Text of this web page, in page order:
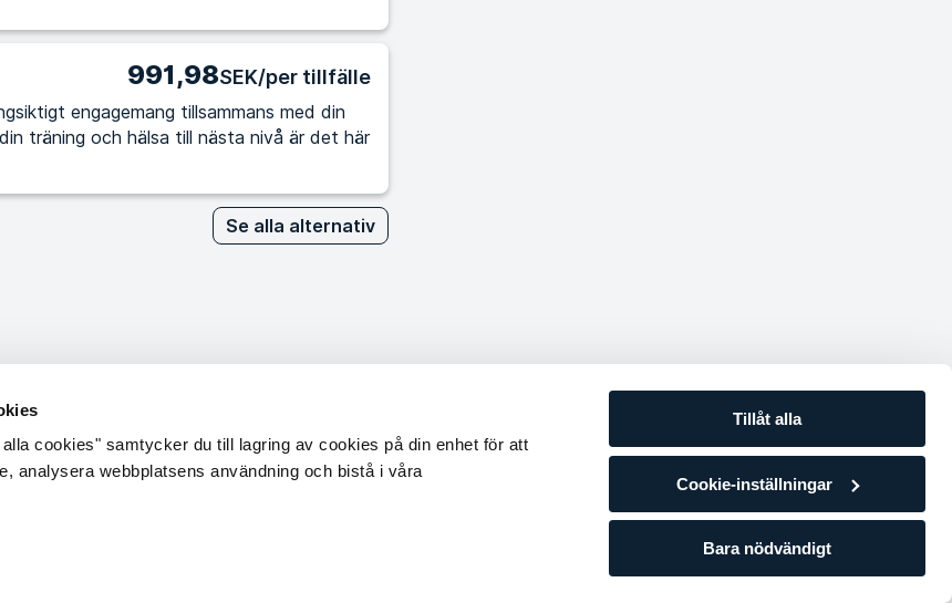
cookies" samtycker du till lagring av cookies på din enhet för att
analysera webbplatsens användning och bistå i våra
Tillåt alla
Cookie-inställningar
Bara nödvändigt
991,98SEK/per tillfälle
engagemang tillsammans med din
Se alla alternativ